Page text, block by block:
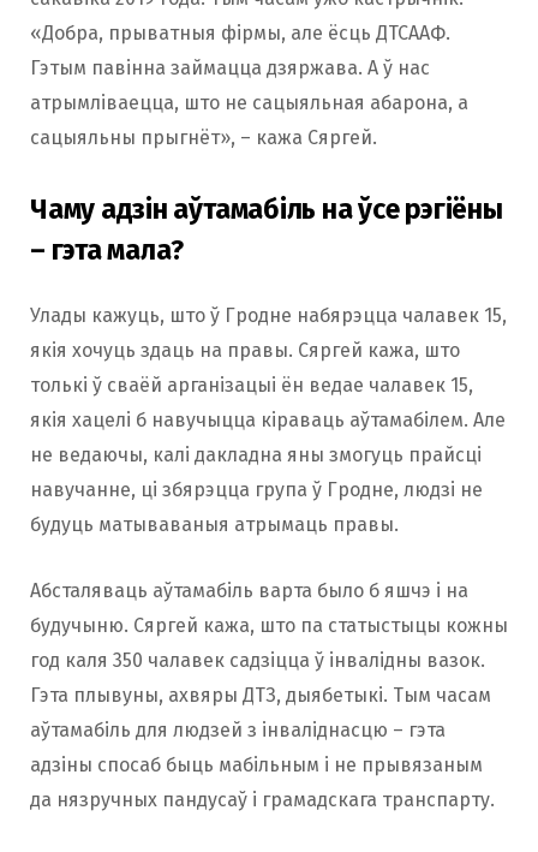
«Добра, прыватныя фірмы, але ёсць ДТСААФ.
Гэтым павінна займацца дзяржава. А ў нас
атрымліваецца, што не сацыяльная абарона, а
сацыяльны прыгнёт», – кажа Сяргей.
Чаму адзін аўтамабіль на ўсе рэгіёны
– гэта мала?
Улады кажуць, што ў Гродне набярэцца чалавек 15,
якія хочуць здаць на правы. Сяргей кажа, што
толькі ў сваёй арганізацыі ён ведае чалавек 15,
якія хацелі б навучыцца кіраваць аўтамабілем. Але
не ведаючы, калі дакладна яны змогуць прайсці
навучанне, ці збярэцца група ў Гродне, людзі не
будуць матываваныя атрымаць правы.
Абсталяваць аўтамабіль варта было б яшчэ і на
будучыню. Сяргей кажа, што па статыстыцы кожны
год каля 350 чалавек садзіцца ў інвалідны вазок.
Гэта плывуны, ахвяры ДТЗ, дыябетыкі. Тым часам
аўтамабіль для людзей з інваліднасцю – гэта
адзіны спосаб быць мабільным і не прывязаным
да нязручных пандусаў і грамадскага транспарту.